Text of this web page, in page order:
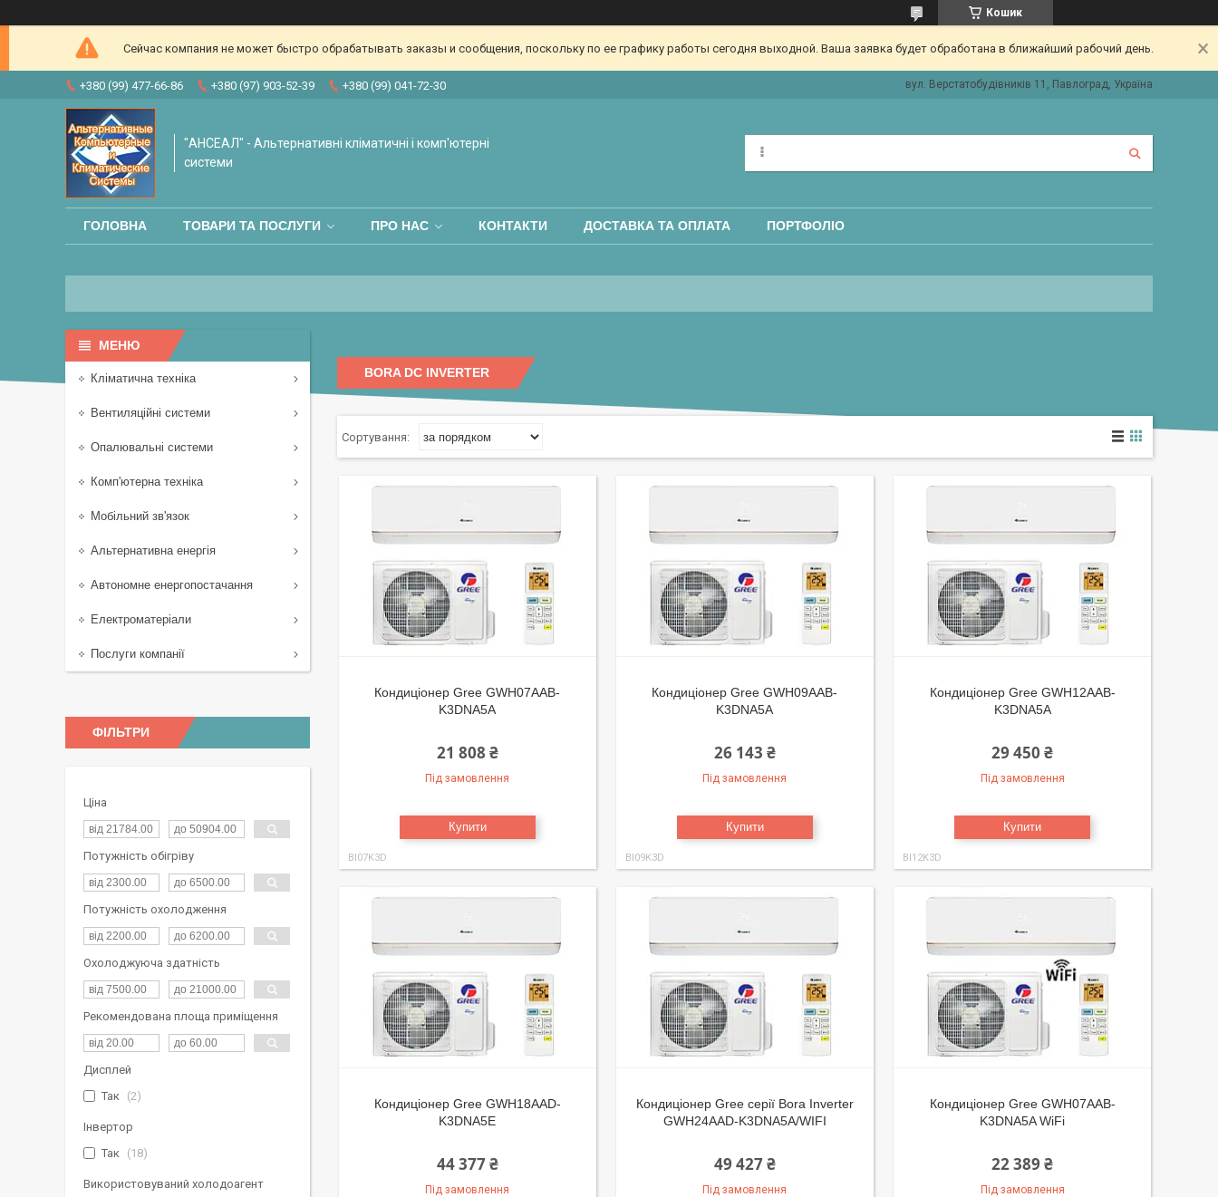
Кошик
Сейчас компания не может быстро обрабатывать заказы и сообщения, поскольку по ее графику работы сегодня выходной. Ваша заявка будет обработана в ближайший рабочий день.
+380 (99) 477-66-86 +380 (97) 903-52-39 +380 (99) 041-72-30 вул. Верстатобудівників 11, Павлоград, Україна
"АНСЕАЛ" - Альтернативні кліматичні і комп'ютерні
системи
ГОЛОВНА ТОВАРИ ТА ПОСЛУГИ ПРО НАС КОНТАКТИ ДОСТАВКА ТА ОПЛАТА ПОРТФОЛІО
BORA DC INVERTER
Кондиціонер Gree GWH07AAB-
K3DNA5A
21 808 ₴
Під замовлення
Купити
BI07K3D
Кондиціонер Gree GWH09AAB-
K3DNA5A
26 143 ₴
Під замовлення
Купити
BI09K3D
Кондиціонер Gree GWH12AAB-
K3DNA5A
29 450 ₴
Під замовлення
Купити
BI12K3D
Кондиціонер Gree GWH18AAD-
K3DNA5E
44 377 ₴
Під замовлення
Кондиціонер Gree серії Bora Inverter
GWH24AAD-K3DNA5A/WIFI
49 427 ₴
Під замовлення
Кондиціонер Gree GWH07AAB-
K3DNA5A WiFi
22 389 ₴
Під замовлення
Кліматична техніка
Вентиляційні системи
Опалювальні системи
Комп'ютерна техніка
Мобільний зв'язок
Альтернативна енергія
Автономне енергопостачання
Електроматеріали
Послуги компанії
ФІЛЬТРИ
Ціна
Потужність обігріву
Потужність охолодження
Охолоджуюча здатність
Рекомендована площа приміщення
Дисплей
Так
2
Інвертор
Так
18
Використовуваний холодоагент